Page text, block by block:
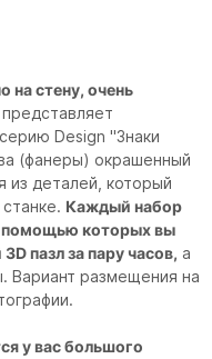
на стену, очень
Design "Знаки
(фанеры) окрашенный
из деталей, который
Каждый набор
помощью которых вы
пазл за пару часов, а
Вариант размещения на
у вас большого